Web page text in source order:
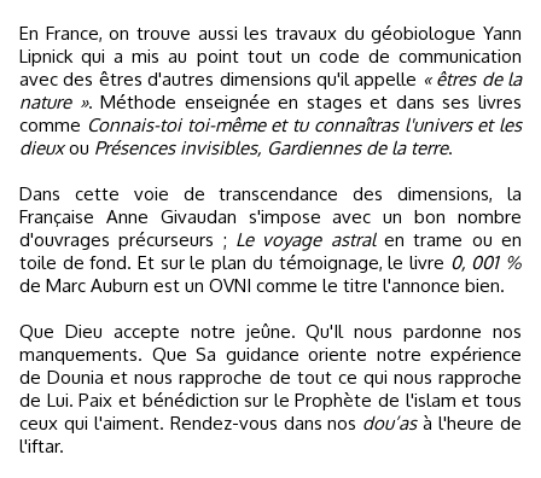
En France, on trouve aussi les travaux du géobiologue Yann
Lipnick qui a mis au point tout un code de communication
avec des êtres d'autres dimensions qu'il appelle « êtres de la
nature ». Méthode enseignée en stages et dans ses livres
comme Connais-toi toi-même et tu connaîtras l'univers et les
dieuxou Présences invisibles, Gardiennes de la terre.
Dans cette voie de transcendance des dimensions, la
Française Anne Givaudan s'impose avec un bon nombre
d'ouvrages précurseurs ; Le voyage astralen trame ou en
toile de fond. Et sur le plan du témoignage, le livre 0, 001 %
de Marc Auburn est un OVNI comme le titre l'annonce bien.
Que Dieu accepte notre jeûne. Qu'Il nous pardonne nos
manquements. Que Sa guidance oriente notre expérience
de Dounia et nous rapproche de tout ce qui nous rapproche
de Lui. Paix et bénédiction sur le Prophète de l'islam et tous
ceux qui l'aiment. Rendez-vous dans nos dou’asà l'heure de
l'iftar.